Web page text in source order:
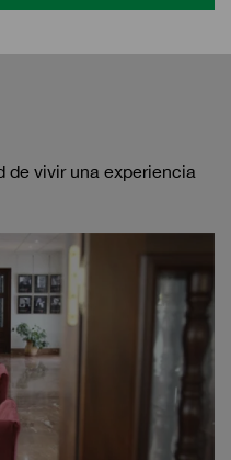
de vivir una experiencia